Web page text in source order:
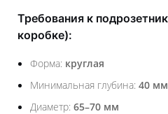
Требования к
коробке):
Форма: круглая
Минимальная глубина: 40 мм
Диаметр: 65–70 мм